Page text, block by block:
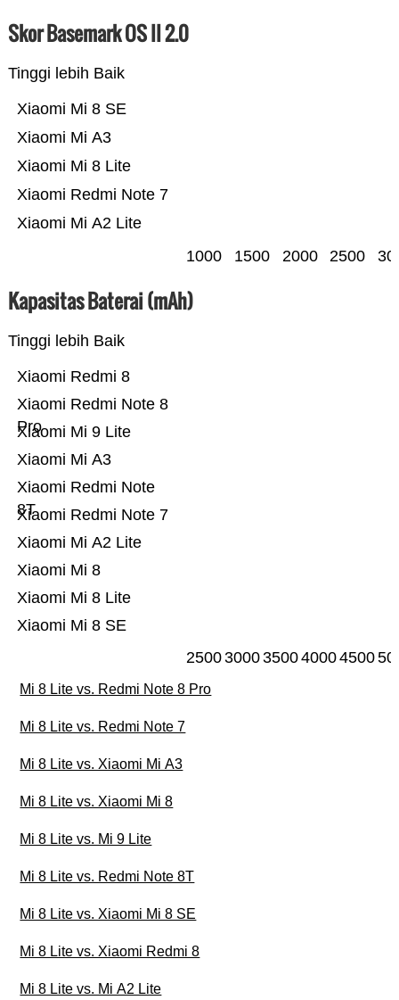
Skor Basemark OS II 2.0
Tinggi lebih Baik
Xiaomi Mi A2 Lite
Xiaomi Redmi Note 7
Xiaomi Mi 8 Lite
Xiaomi Mi A3
Xiaomi Mi 8 SE
1000 1500 2000 2500
Kapasitas Baterai (mAh)
Tinggi lebih Baik
Xiaomi Mi 8 SE
Xiaomi Mi 8 Lite
Xiaomi Mi 8
Xiaomi Mi A2 Lite
Xiaomi Redmi Note 7
Xiaomi Redmi Note
8T
Xiaomi Mi A3
Xiaomi Mi 9 Lite
Xiaomi Redmi Note 8
Pro
Xiaomi Redmi 8
25003000350040004500
Mi 8 Lite vs. Redmi Note 8 Pro
Mi 8 Lite vs. Redmi Note 7
Mi 8 Lite vs. Xiaomi Mi A3
Mi 8 Lite vs. Xiaomi Mi 8
Mi 8 Lite vs. Mi 9 Lite
Mi 8 Lite vs. Redmi Note 8T
Mi 8 Lite vs. Xiaomi Mi 8 SE
Mi 8 Lite vs. Xiaomi Redmi 8
Mi 8 Lite vs. Mi A2 Lite